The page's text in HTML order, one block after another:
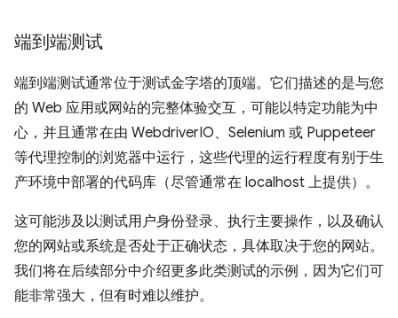
端到端测试
端到端测试通常位于测试金字塔的顶端。它们描述的是与您
的 Web 应用或网站的完整体验交互，可能以特定功能为中
心，并且通常在由 WebdriverIO、Selenium 或 Puppeteer
等代理控制的浏览器中运行，这些代理的运行程度有别于生
产环境中部署的代码库（尽管通常在 localhost 上提供）。
这可能涉及以测试用户身份登录、执行主要操作，以及确认
您的网站或系统是否处于正确状态，具体取决于您的网站。
我们将在后续部分中介绍更多此类测试的示例，因为它们可
能非常强大，但有时难以维护。